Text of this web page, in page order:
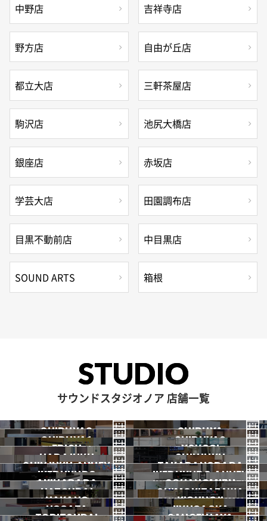
中野店 吉祥寺店
野方店 自由が丘店
都立大店 三軒茶屋店
駒沢店 池尻大橋店
銀座店 赤坂店
学芸大店 田園調布店
目黒不動前店 中目黒店
SOUND ARTS 箱根
STUDIO
サウンドスタジオノア 店舗一覧
SHIBUYA3
渋谷3号
2026.07 OPEN
SHIBUYA
渋谷本店
SHIBUYA1
渋谷1号
SHIBUYA2
渋谷2号
EBISU
恵比寿
YOYOGI
代々木
HARAJUKU
原宿
SHINJUKU
新宿
SHINJUKU ANNEX
新宿ANNEX
TAKADANOBABA
高田馬場
IKEBUKURO
池袋
IKEBUKURO ANNEX
池袋ANNEX
AKIHABARA
秋葉原
OCHANOMIZU
御茶ノ水
HATSUDAI
初台
SHIMOKITAZAWA
下北沢
NAKANO
中野
KICHIJOJI
吉祥寺
NOGATA JIYUGAOKA